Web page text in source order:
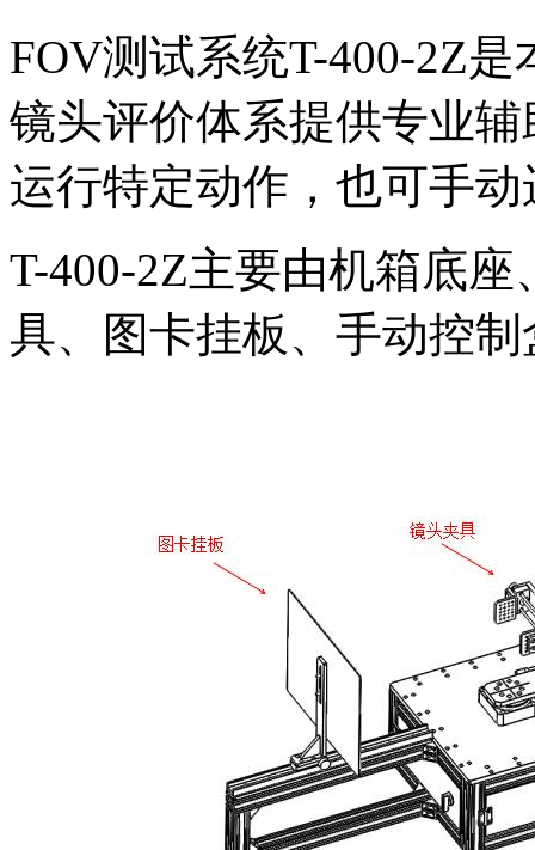
FOV测试系统T-400-2Z
镜头评价体系提供专业
运行特定动作，也可手动
T-400-2Z主要由机箱底
具、图卡挂板、手动控